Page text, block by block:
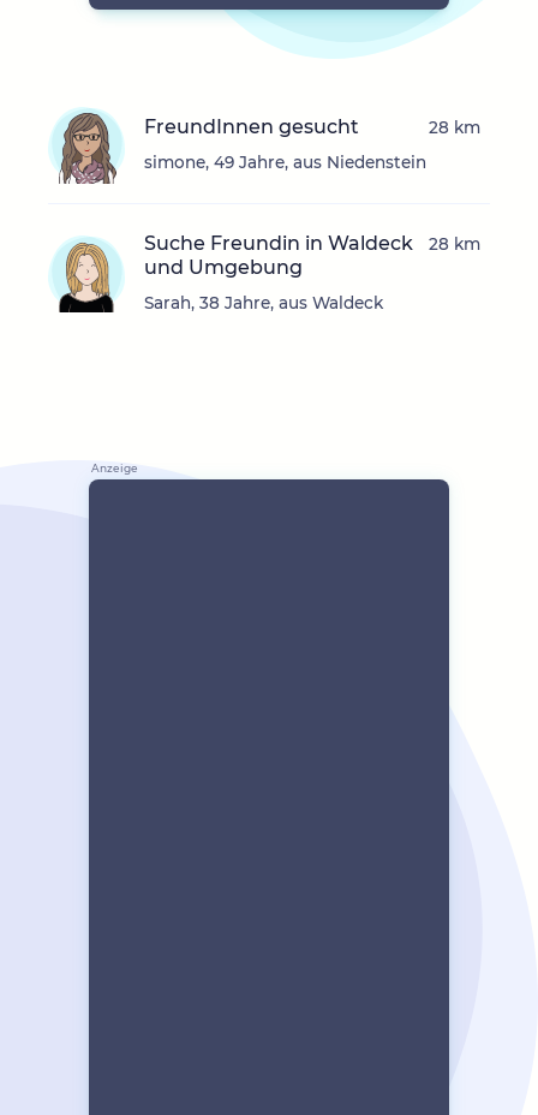
FreundInnen gesucht
simone, 49 Jahre, aus Niedenstein
28 km
Suche Freundin in Waldeck
und Umgebung
Sarah, 38 Jahre, aus Waldeck
28 km